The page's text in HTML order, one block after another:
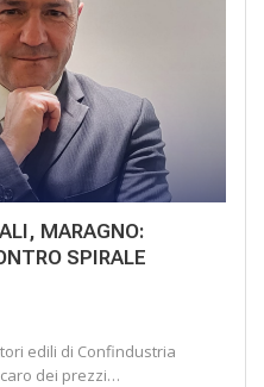
MARAGNO:
SPIRALE
edili di Confindustria
dei prezzi…